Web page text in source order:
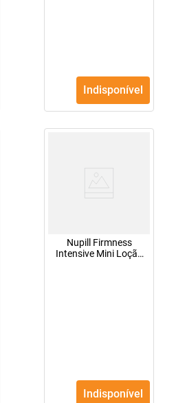
Indisponível
Nupill Firmness
Intensive Mini Loção
Indisponível